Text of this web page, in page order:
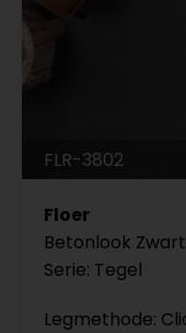
FLR-3802
Floer
Betonlook Zwart
Serie: Tegel
Legmethode: